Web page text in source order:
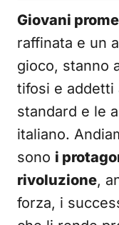
Giovani
raffinata e un
gioco, stanno
tifosi e addetti
standard e le
italiano.
sono i
rivoluzione,
forza, i